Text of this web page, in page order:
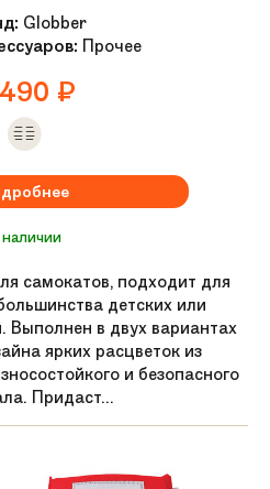
Globber
Прочее
₽
самокатов, подходит для
детских или
Выполнен в двух вариантах
ярких расцветок из
и безопасного
Придаст...